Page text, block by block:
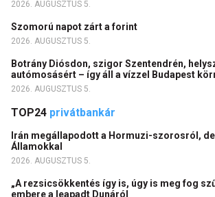
2026. AUGUSZTUS 5.
Szomorú napot zárt a forint
2026. AUGUSZTUS 5.
Botrány Diósdon, szigor Szentendrén,
autómosásért – így áll a vízzel Budapest
2026. AUGUSZTUS 5.
TOP24 privátbankár
Irán megállapodott a Hormuzi-szorosról,
Államokkal
2026. AUGUSZTUS 5.
„A rezsicsökkentés így is, úgy is meg fog
embere a leapadt Dunáról